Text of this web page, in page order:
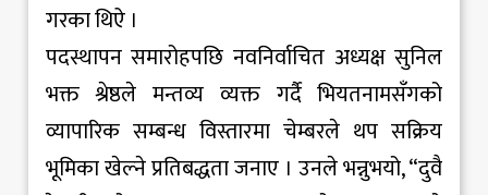
गरका थिऐ ।
पदस्थापन समारोहपछि नवनिर्वाचित अध्यक्ष सुनिल
भक्त श्रेष्ठले मन्तव्य व्यक्त गर्दै भियतनामसँगको
व्यापारिक सम्बन्ध विस्तारमा चेम्बरले थप सक्रिय
भूमिका खेल्ने प्रतिबद्धता जनाए । उनले भन्नुभयो, “दुवै